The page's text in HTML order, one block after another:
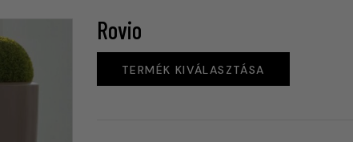
Rovio
TERMÉK KIVÁLASZTÁSA